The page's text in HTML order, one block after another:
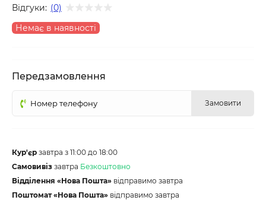
Відгуки: (0)
Немає в наявності
Передзамовлення
Замовити
Кур'єр завтра з 11:00 до 18:00
Самовивіз завтра Безкоштовно
Відділення «Нова Пошта» відправимо завтра
Поштомат «Нова Пошта» відправимо завтра